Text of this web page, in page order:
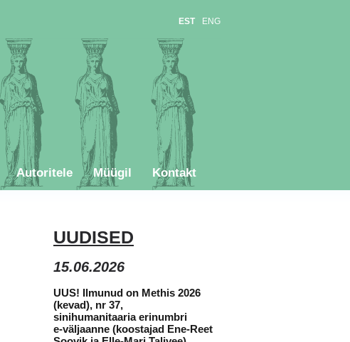
EST ENG
Autoritele Müügil Kontakt
UUDISED
15.06.2026
UUS! Ilmunud on Methis 2026
(kevad), nr 37,
sinihumanitaaria erinumbri
e-väljaanne (koostajad Ene-Reet